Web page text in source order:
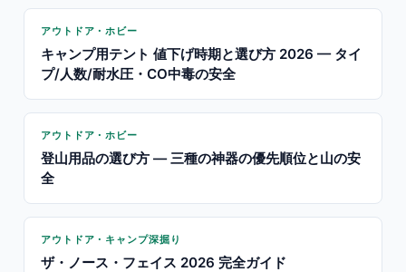
アウトドア・ホビー
キャンプ用テント 値下げ時期と選び方 2026 — タイ
プ/人数/耐水圧・CO中毒の安全
アウトドア・ホビー
登山用品の選び方 — 三種の神器の優先順位と山の安
全
アウトドア・キャンプ深掘り
ザ・ノース・フェイス 2026 完全ガイド